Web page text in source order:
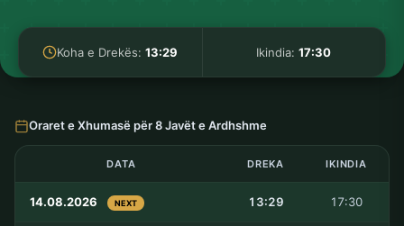
Koha e Drekës:13:29 Ikindia:17:30
Oraret e Xhumasë për 8 Javët e Ardhshme
DATA DREKA IKINDIA
14.08.2026 NEXT 13:29 17:30